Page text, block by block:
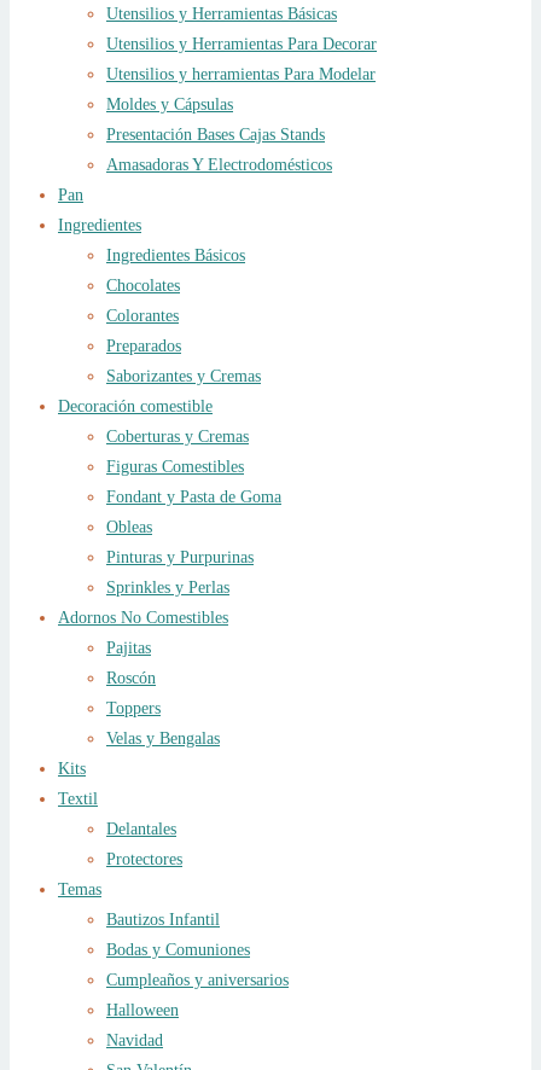
Utensilios y Herramientas Básicas
Utensilios y Herramientas Para Decorar
Utensilios y herramientas Para Modelar
Moldes y Cápsulas
Presentación Bases Cajas Stands
Amasadoras Y Electrodomésticos
Pan
Ingredientes
Ingredientes Básicos
Chocolates
Colorantes
Preparados
Saborizantes y Cremas
Decoración comestible
Coberturas y Cremas
Figuras Comestibles
Fondant y Pasta de Goma
Obleas
Pinturas y Purpurinas
Sprinkles y Perlas
Adornos No Comestibles
Pajitas
Roscón
Toppers
Velas y Bengalas
Kits
Textil
Delantales
Protectores
Temas
Bautizos Infantil
Bodas y Comuniones
Cumpleaños y aniversarios
Halloween
Navidad